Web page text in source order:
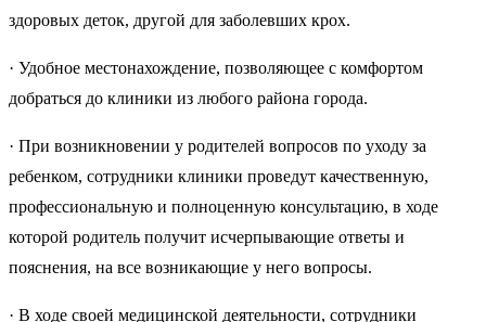
здоровых деток, другой для заболевших крох.
· Удобное местонахождение, позволяющее с комфортом
добраться до клиники из любого района города.
· При возникновении у родителей вопросов по уходу за
ребенком, сотрудники клиники проведут качественную,
профессиональную и полноценную консультацию, в ходе
которой родитель получит исчерпывающие ответы и
пояснения, на все возникающие у него вопросы.
· В ходе своей медицинской деятельности, сотрудники